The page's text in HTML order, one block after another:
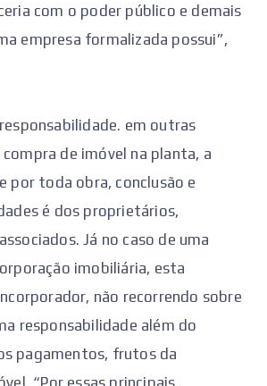
com o poder público e demais
empresa formalizada possui”,
em outras
de imóvel na planta, a
por toda obra, conclusão e
é dos proprietários,
Já no caso de uma
imobiliária, esta
não recorrendo sobre
responsabilidade além do
pagamentos, frutos da
“Por essas principais